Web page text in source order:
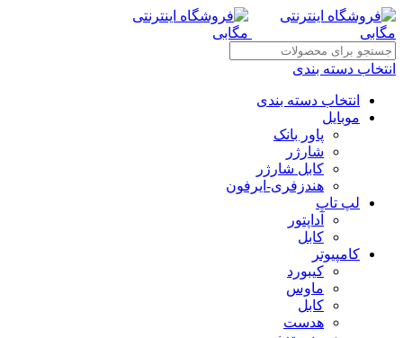
انتخاب دسته بندی
انتخاب دسته بندی
موبایل
پاور بانک
شارژر
کابل شارژر
هندزفری-ایرفون
لپ تاپ
آداپتور
کابل
کامپیوتر
کیبورد
ماوس
کابل
هدست